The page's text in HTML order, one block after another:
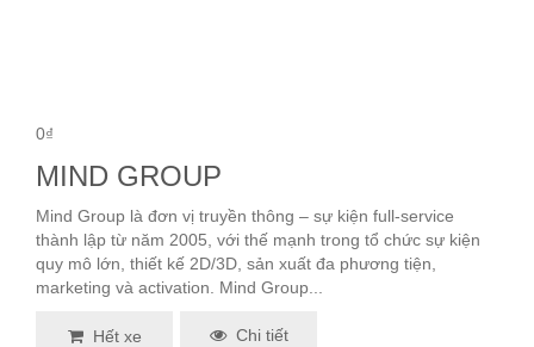
0₫
MIND GROUP
Mind Group là đơn vị truyền thông – sự kiện full-service
thành lập từ năm 2005, với thế mạnh trong tổ chức sự kiện
quy mô lớn, thiết kế 2D/3D, sản xuất đa phương tiện,
marketing và activation. Mind Group...
Hết xe Chi tiết